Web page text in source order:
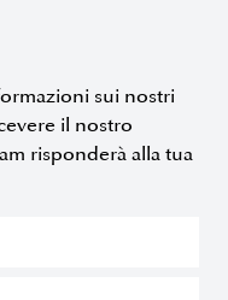
sui nostri
il nostro
risponderà alla tua